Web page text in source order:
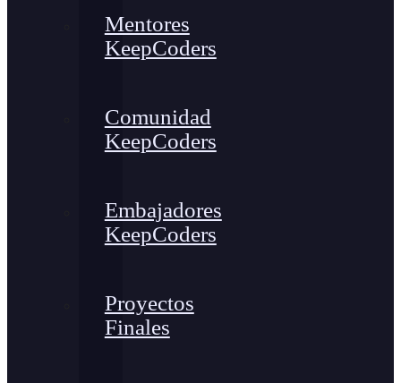
Mentores
KeepCoders
Comunidad
KeepCoders
Embajadores
KeepCoders
Proyectos
Finales